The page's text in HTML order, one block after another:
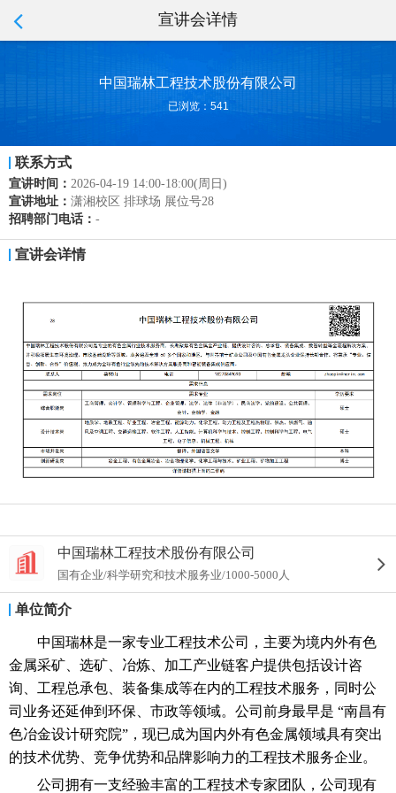
宣讲会详情
中国瑞林工程技术股份有限公司
已浏览：541
联系方式
宣讲时间： 2026-04-19 14:00-18:00(周日)
宣讲地址： 潇湘校区 排球场 展位号28
招聘部门电话： -
宣讲会详情
中国瑞林工程技术股份有限公司
国有企业/科学研究和技术服务业/1000-5000人
单位简介
中国瑞林是一家专业工程技术公司，主要为境内外有色
金属采矿、选矿、冶炼、加工产业链客户提供包括设计咨
询、工程总承包、装备集成等在内的工程技术服务，同时公
司业务还延伸到环保、市政等领域。公司前身最早是 “南昌有
色冶金设计研究院”，现已成为国内外有色金属领域具有突出
的技术优势、竞争优势和品牌影响力的工程技术服务企业。
公司拥有一支经验丰富的工程技术专家团队，公司现有